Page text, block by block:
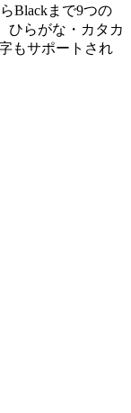
Blackまで9つの
ひらがな・カタカ
もサポートされ